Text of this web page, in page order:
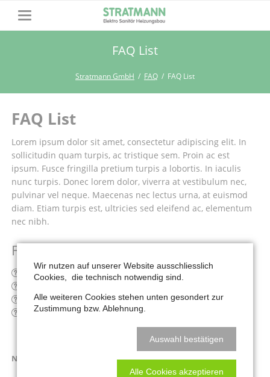
FAQ List
Stratmann GmbH FAQ FAQ List
FAQ List
Lorem ipsum dolor sit amet, consectetur adipiscing elit. In
sollicitudin quam turpis, ac tristique sem. Proin ac est
ipsum. Fusce fringilla pretium turpis a lobortis. In iaculis
nunc turpis. Donec lorem dolor, viverra at vestibulum nec,
pulvinar vel neque. Maecenas nec lectus urna, at euismod
diam. Etiam turpis est, ultricies sed eleifend ac, elementum
nec nibh.
Frequently Asked Questions
I need a website, where do I start?
How much will my website cost?
How can I use Facebook to grow my business?
Navigation
News & Modules
Wir nutzen auf unserer Website ausschliesslich
Cookies, die technisch notwendig sind.
Alle weiteren Cookies stehen unten gesondert zur
Zustimmung bzw. Ablehnung.
Auswahl bestätigen
Alle Cookies akzeptieren